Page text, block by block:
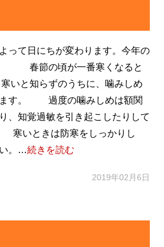
日にちが変わります。今年の
春節の頃が一番寒くなると
知らずのうちに、噛みしめ
ます。 過度の噛みしめは額関
、知覚過敏を引き起こしたりして
ときは防寒をしっかりし
。…続きを読む
2019年02月6日